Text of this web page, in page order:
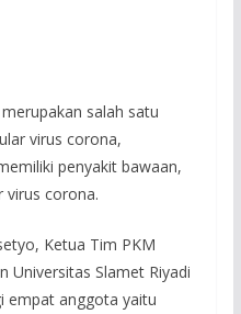
salah satu
virus corona,
penyakit bawaan,
virus corona.
Ketua Tim PKM
Universitas Slamet Riyadi
empat anggota yaitu